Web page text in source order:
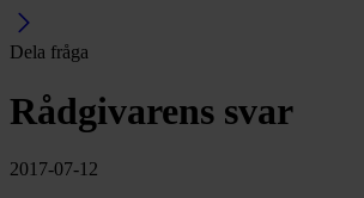
Dela fråga
Rådgivarens svar
2017-07-12